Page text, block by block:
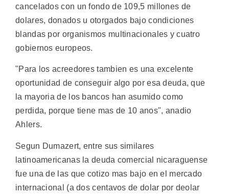
cancelados con un fondo de 109,5 millones de
dolares, donados u otorgados bajo condiciones
blandas por organismos multinacionales y cuatro
gobiernos europeos.
"Para los acreedores tambien es una excelente
oportunidad de conseguir algo por esa deuda, que
la mayoria de los bancos han asumido como
perdida, porque tiene mas de 10 anos", anadio
Ahlers.
Segun Dumazert, entre sus similares
latinoamericanas la deuda comercial nicaraguense
fue una de las que cotizo mas bajo en el mercado
internacional (a dos centavos de dolar por deolar